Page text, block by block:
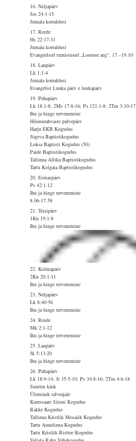
16. Neljapäev
Jos 24:1-15
Jumala korraldusi
17. Reede
Hs 22:17-31
Jumala korraldusi
Evangeelsed teenistused „Lootuse aeg“, 17.–19.10
18. Laupäev
Lk 1:1-4
Jumala korraldusi
Evangelist Luuka päev e luukapäev
19. Pühapäev
Lk 18:1-8; 2Ms 17:8-16; Ps 121:1-8; 2Tm 3:10-17
Ihu ja hinge tervenemine
Hõimurahvaste palvepäev
Harju EKB Kogudus
Jõgeva Baptistikogudus
Loksa Baptisti Kogudus (50)
Paide Baptistikogudus
Tallinna Allika Baptistikogudus
Tartu Kolgata Baptistikogudus
20. Esmaspäev
Ps 42:1-12
Ihu ja hinge tervenemine
8.06-17.58
21. Teisipäev
1Kn 19:1-8
Ihu ja hinge tervenemine
22. Kolmapäev
2Kn 20:1-11
Ihu ja hinge tervenemine
23. Neljapäev
Lk 8:40-56
Ihu ja hinge tervenemine
24. Reede
Mk 2:1-12
Ihu ja hinge tervenemine
25. Laupäev
Jk 5:13-20
Ihu ja hinge tervenemine
26. Pühapäev
Lk 18:9-14; Jr 35:5-10; Ps 34:8-16; 2Tm 4:6-18
Suurim käsk
Üleminek talveajale
Kuressaare Siioni Kogudus
Rakke Kogudus
Tallinna Kristlik Mosaiik Kogudus
Tartu Annelinna Kogudus
Tartu Kristlik Risttee Kogudus